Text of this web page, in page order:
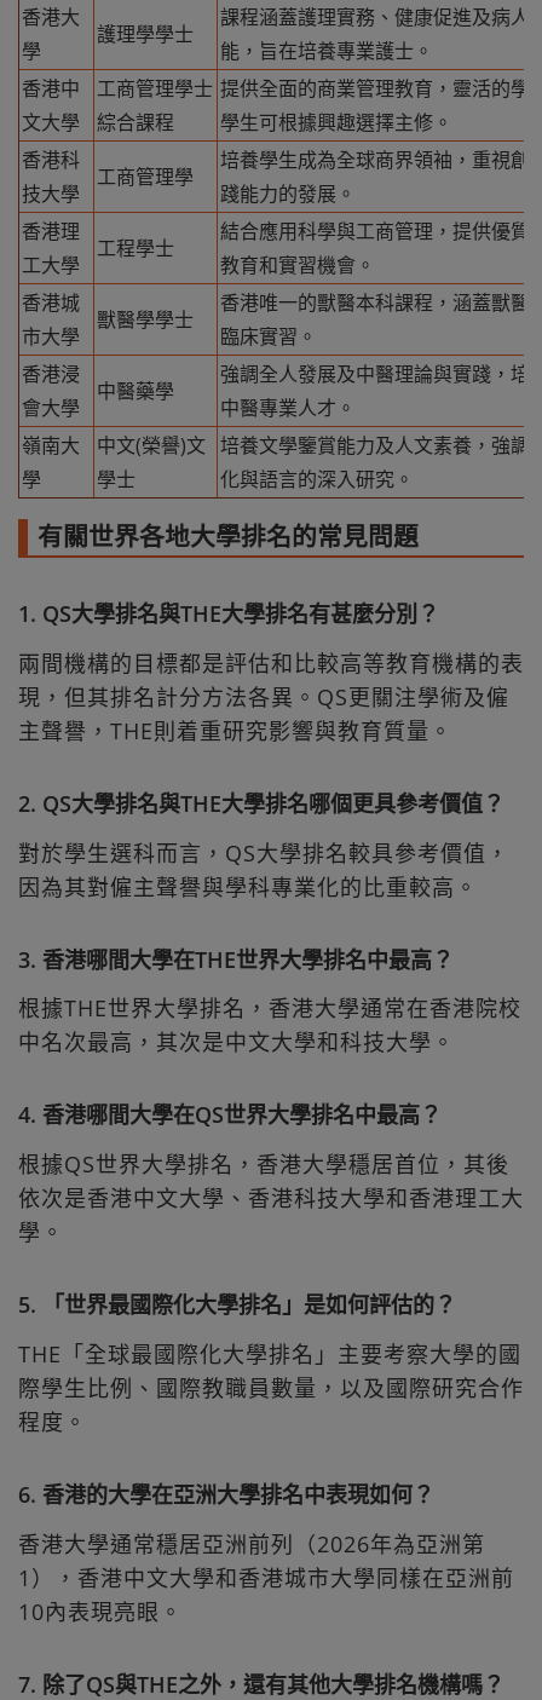
香港大
學
護理學學士
課程涵蓋護理實務、健康促進及病人
能，旨在培養專業護士。
香港中
文大學
工商管理學士
綜合課程
提供全面的商業管理教育，靈活的學
學生可根據興趣選擇主修。
香港科
技大學
工商管理學
培養學生成為全球商界領袖，重視創
踐能力的發展。
香港理
工大學
工程學士
結合應用科學與工商管理，提供優質
教育和實習機會。
香港城
市大學
獸醫學學士
香港唯一的獸醫本科課程，涵蓋獸醫
臨床實習。
香港浸
會大學
中醫藥學
強調全人發展及中醫理論與實踐，培
中醫專業人才。
嶺南大
學
中文(榮譽)文
學士
培養文學鑒賞能力及人文素養，強調
化與語言的深入研究。
有關世界各地大學排名的常見問題
1. QS大學排名與THE大學排名有甚麼分別？
兩間機構的目標都是評估和比較高等教育機構的表
現，但其排名計分方法各異。QS更關注學術及僱
主聲譽，THE則着重研究影響與教育質量。
2. QS大學排名與THE大學排名哪個更具參考價值？
對於學生選科而言，QS大學排名較具參考價值，
因為其對僱主聲譽與學科專業化的比重較高。
3. 香港哪間大學在THE世界大學排名中最高？
根據THE世界大學排名，香港大學通常在香港院校
中名次最高，其次是中文大學和科技大學。
4. 香港哪間大學在QS世界大學排名中最高？
根據QS世界大學排名，香港大學穩居首位，其後
依次是香港中文大學、香港科技大學和香港理工大
學。
5. 「世界最國際化大學排名」是如何評估的？
THE「全球最國際化大學排名」主要考察大學的國
際學生比例、國際教職員數量，以及國際研究合作
程度。
6. 香港的大學在亞洲大學排名中表現如何？
香港大學通常穩居亞洲前列（2026年為亞洲第
1），香港中文大學和香港城市大學同樣在亞洲前
10內表現亮眼。
7. 除了QS與THE之外，還有其他大學排名機構嗎？